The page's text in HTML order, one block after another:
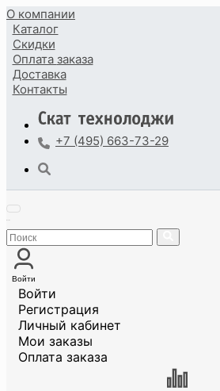
О компании
Каталог
Скидки
Оплата заказа
Доставка
Контакты
+7 (495) 663-73-29
Войти
Войти
Регистрация
Личный кабинет
Мои заказы
Оплата заказа